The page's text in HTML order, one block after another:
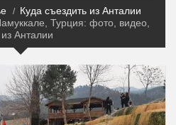
Куда съездить из Анталии
Турция: фото, видео,
Анталии